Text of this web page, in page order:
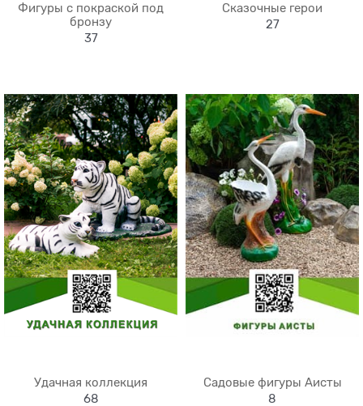
Фигуры с покраской под
бронзу
37
Сказочные герои
27
Удачная коллекция
68
Садовые фигуры Аисты
8